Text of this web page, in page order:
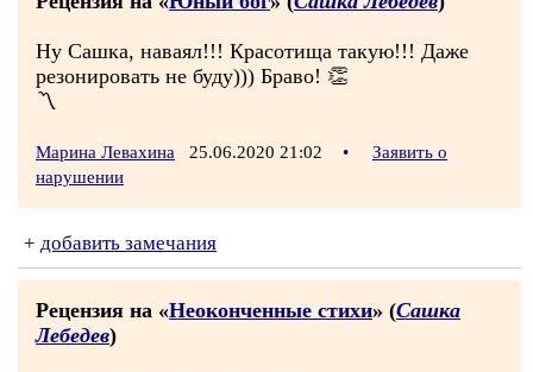
Ну Сашка, наваял!!! Красотища такую!!! Даже
резонировать не буду))) Браво! 👏
〽️
Марина Левахина 25.06.2020 21:02 •
Заявить о
нарушении
+ добавить замечания
Рецензия на «Неоконченные стихи» (Сашка
Лебедев)